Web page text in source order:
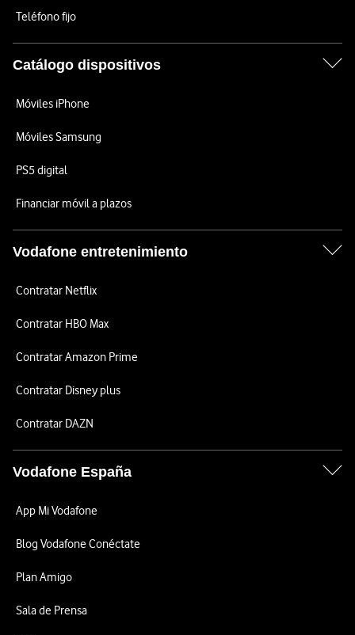
Teléfono fijo
Catálogo dispositivos
Móviles iPhone
Móviles Samsung
PS5 digital
Financiar móvil a plazos
Vodafone entretenimiento
Contratar Netflix
Contratar HBO Max
Contratar Amazon Prime
Contratar Disney plus
Contratar DAZN
Vodafone España
App Mi Vodafone
Blog Vodafone Conéctate
Plan Amigo
Sala de Prensa